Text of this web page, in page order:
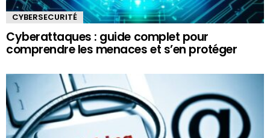
CYBERSECURITÉ
Cyberattaques : guide complet pour
comprendre les menaces et s’en protéger